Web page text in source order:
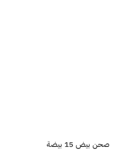
صحن بيض 15 بيضة